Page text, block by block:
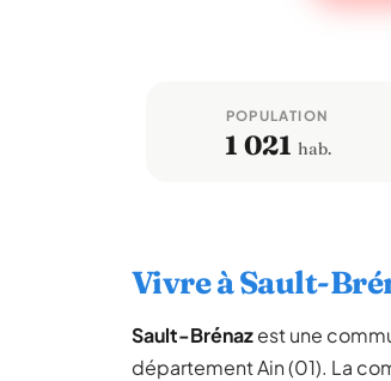
POPULATION
1 021 hab.
Vivre à Sault-
Sault-Brénazest une
département Ain (01). La